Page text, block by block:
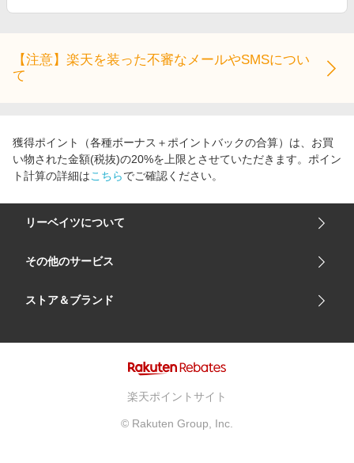
【注意】楽天を装った不審なメールやSMSについ
て
獲得ポイント（各種ボーナス＋ポイントバックの合算）は、お買
い物された金額(税抜)の20%を上限とさせていただきます。ポイン
ト計算の詳細はこちらでご確認ください。
リーベイツについて
会社概要
サイトマップ
リーベイツ ポイントアシスト
その他のサービス
楽天市場
ストア＆ブランド
楽天ポイントサイト
© Rakuten Group, Inc.